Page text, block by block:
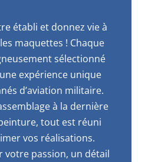
établi et donnez vie à
maquettes ! Chaque
sélectionné
expérience unique
d’aviation militaire.
à la dernière
tout est réuni
vos réalisations.
votre passion, un détail